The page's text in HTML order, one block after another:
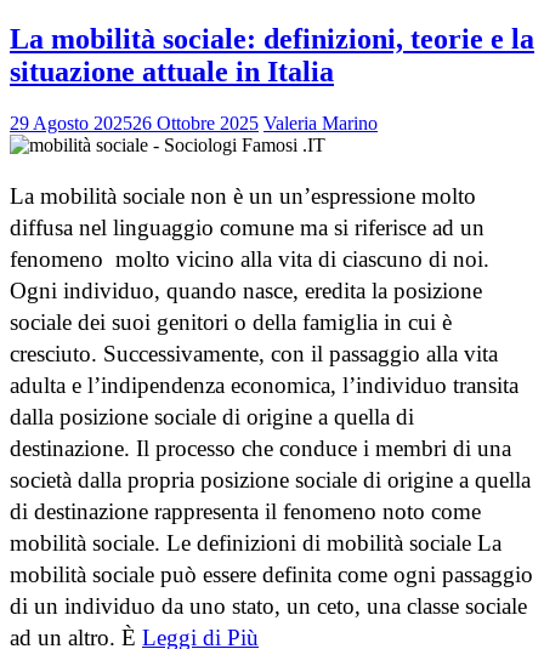
La mobilità sociale: definizioni, teorie e la
situazione attuale in Italia
29 Agosto 202526 Ottobre 2025 Valeria Marino
La mobilità sociale non è un un’espressione molto
diffusa nel linguaggio comune ma si riferisce ad un
fenomeno molto vicino alla vita di ciascuno di noi.
Ogni individuo, quando nasce, eredita la posizione
sociale dei suoi genitori o della famiglia in cui è
cresciuto. Successivamente, con il passaggio alla vita
adulta e l’indipendenza economica, l’individuo transita
dalla posizione sociale di origine a quella di
destinazione. Il processo che conduce i membri di una
società dalla propria posizione sociale di origine a quella
di destinazione rappresenta il fenomeno noto come
mobilità sociale. Le definizioni di mobilità sociale La
mobilità sociale può essere definita come ogni passaggio
di un individuo da uno stato, un ceto, una classe sociale
ad un altro. È Leggi di Più